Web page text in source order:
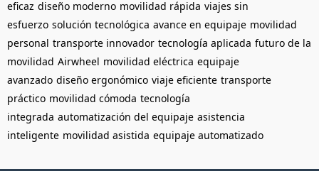
eficaz diseño moderno movilidad rápida viajes sin
esfuerzo solución tecnológica avance en equipaje movilidad
personal transporte innovador tecnología aplicada futuro de la
movilidad Airwheel movilidad eléctrica equipaje
avanzado diseño ergonómico viaje eficiente transporte
práctico movilidad cómoda tecnología
integrada automatización del equipaje asistencia
inteligente movilidad asistida equipaje automatizado